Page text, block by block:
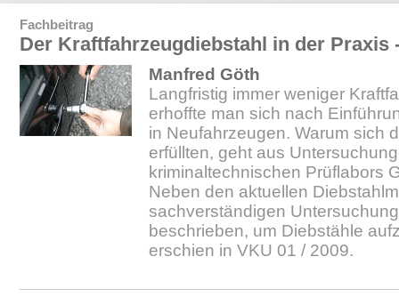
Fachbeitrag
Der Kraftfahrzeugdiebstahl in der Praxis
Manfred Göth
Langfristig immer weniger
erhoffte man sich nach
in Neufahrzeugen. Warum sich
erfüllten, geht aus
kriminaltechnischen Prüflabors
Neben den aktuellen
sachverständigen
beschrieben, um Diebstähle
erschien in VKU 01 / 2009.